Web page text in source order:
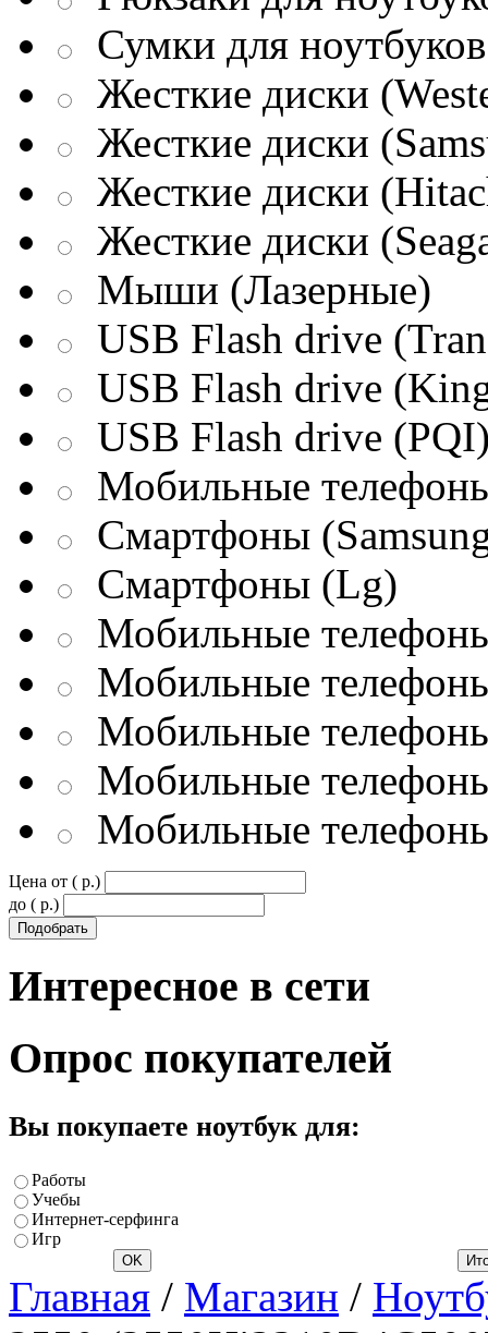
Сумки для
Жесткие диски
Жесткие диски
Жесткие диски
Жесткие диски
Мыши (Лазерные)
USB Flash drive
USB Flash drive
USB Flash drive
Мобильные
Смартфоны
Смартфоны (Lg)
Мобильные
Мобильные
Мобильные
Мобильные
Мобильные
Цена от ( p.)
до ( p.)
Интересное в сети
Опрос покупателей
Вы покупаете ноутбук для:
Работы
Учебы
Интернет-серфинга
Игр
Главная / Магазин /